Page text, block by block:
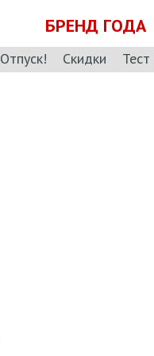
БРЕНД ГОДА
Отпуск! Скидки